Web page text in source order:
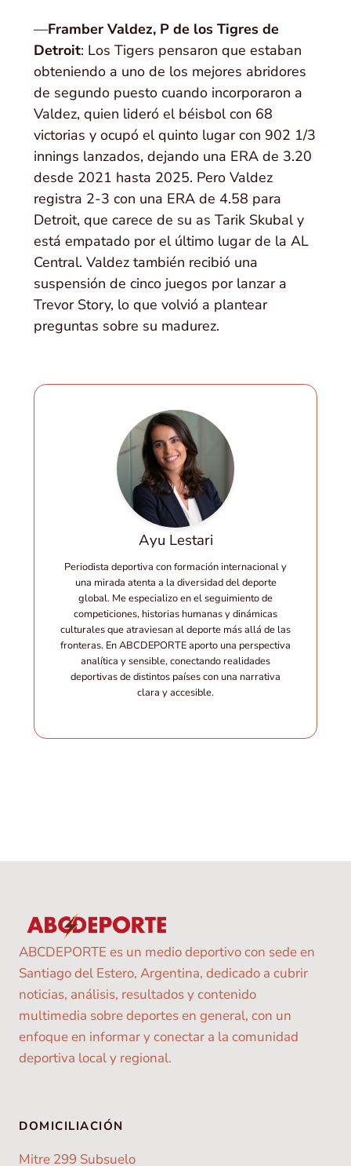
—Framber Valdez, P de los Tigres de
Detroit: Los Tigers pensaron que estaban
obteniendo a uno de los mejores abridores
de segundo puesto cuando incorporaron a
Valdez, quien lideró el béisbol con 68
victorias y ocupó el quinto lugar con 902 1/3
innings lanzados, dejando una ERA de 3.20
desde 2021 hasta 2025. Pero Valdez
registra 2-3 con una ERA de 4.58 para
Detroit, que carece de su as Tarik Skubal y
está empatado por el último lugar de la AL
Central. Valdez también recibió una
suspensión de cinco juegos por lanzar a
Trevor Story, lo que volvió a plantear
preguntas sobre su madurez.
Ayu Lestari
Periodista deportiva con formación internacional y
una mirada atenta a la diversidad del deporte
global. Me especializo en el seguimiento de
competiciones, historias humanas y dinámicas
culturales que atraviesan al deporte más allá de las
fronteras. En ABCDEPORTE aporto una perspectiva
analítica y sensible, conectando realidades
deportivas de distintos países con una narrativa
clara y accesible.
ABCDEPORTE es un medio deportivo con sede en
Santiago del Estero, Argentina, dedicado a cubrir
noticias, análisis, resultados y contenido
multimedia sobre deportes en general, con un
enfoque en informar y conectar a la comunidad
deportiva local y regional.
DOMICILIACIÓN
Mitre 299 Subsuelo